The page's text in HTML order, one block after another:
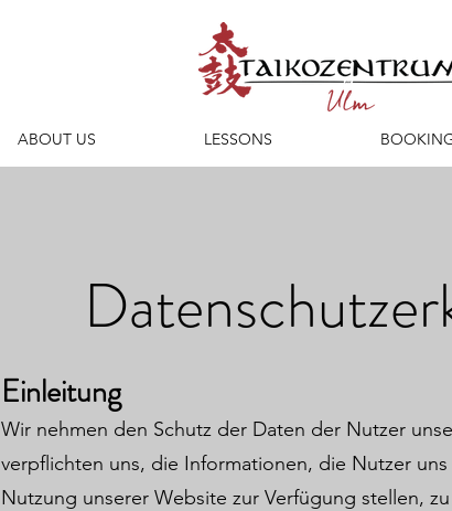
ABOUT US LESSONS
Einleitung
Wir nehmen den Schutz der Daten der Nutzer
verpflichten uns, die Informationen, die Nutzer
Nutzung unserer Website zur Verfügung stellen,